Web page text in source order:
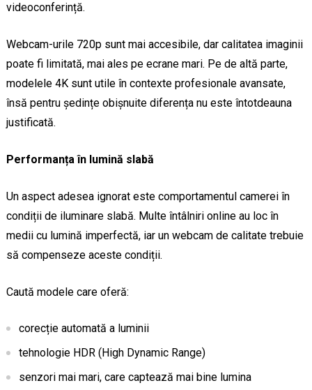
videoconferință.
Webcam-urile 720p sunt mai accesibile, dar calitatea imaginii
poate fi limitată, mai ales pe ecrane mari. Pe de altă parte,
modelele 4K sunt utile în contexte profesionale avansate,
însă pentru ședințe obișnuite diferența nu este întotdeauna
justificată.
Performanța în lumină slabă
Un aspect adesea ignorat este comportamentul camerei în
condiții de iluminare slabă. Multe întâlniri online au loc în
medii cu lumină imperfectă, iar un webcam de calitate trebuie
să compenseze aceste condiții.
Caută modele care oferă:
corecție automată a luminii
tehnologie HDR (High Dynamic Range)
senzori mai mari, care captează mai bine lumina